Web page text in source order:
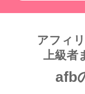
アフィ
上級者
afb